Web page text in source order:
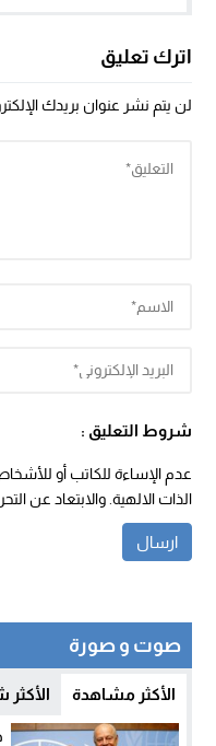
اترك تعليق
لن يتم نشر عنوان بريدك
شروط التعليق :
عدم الإساءة للكاتب أو
الذات الالهية. والابتعاد عن
صوت و صورة
الأكثر مشاهدة